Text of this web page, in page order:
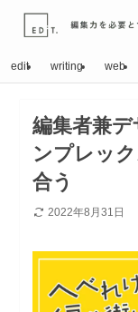
edit writing web
編集者兼
ンプレッ
合う
2022年8月31日